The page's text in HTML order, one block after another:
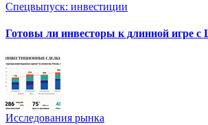
Спецвыпуск: инвестиции
Готовы ли инвесторы к длинной игре с
Исследования рынка